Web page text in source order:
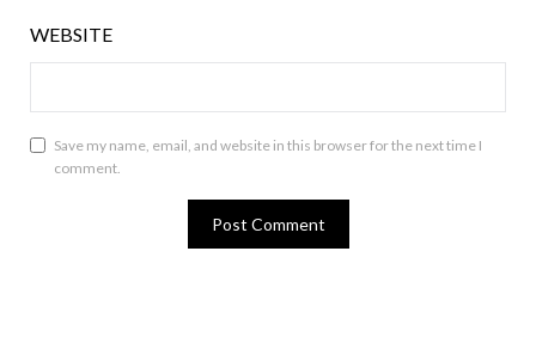
WEBSITE
Save my name, email, and website in this browser for the next time I
comment.